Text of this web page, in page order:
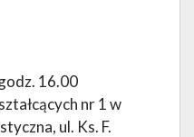
16.00
nr 1 w
ul. Ks. F.